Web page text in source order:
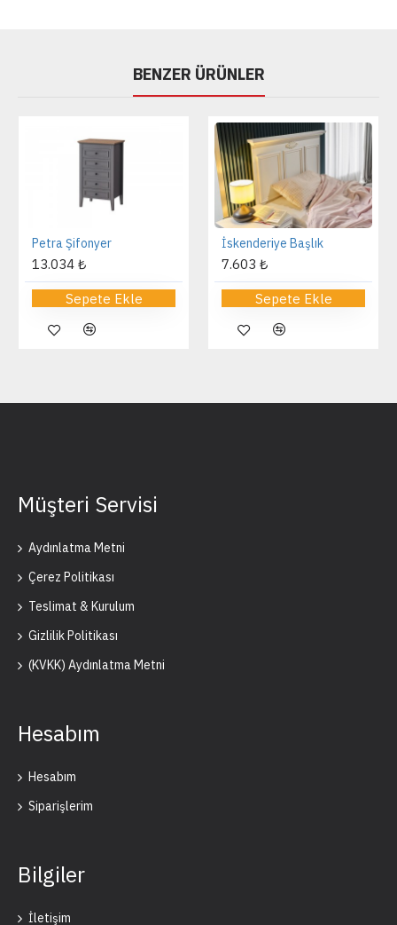
BENZER ÜRÜNLER
Petra Şifonyer
13.034 ₺
Sepete Ekle
İskenderiye Başlık
7.603 ₺
Sepete Ekle
Müşteri Servisi
Aydınlatma Metni
Çerez Politikası
Teslimat & Kurulum
Gizlilik Politikası
(KVKK) Aydınlatma Metni
Hesabım
Hesabım
Siparişlerim
Bilgiler
İletişim